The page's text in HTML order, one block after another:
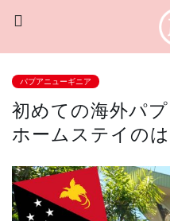
パプアニューギニア
初めての海外パ
ホームステイの